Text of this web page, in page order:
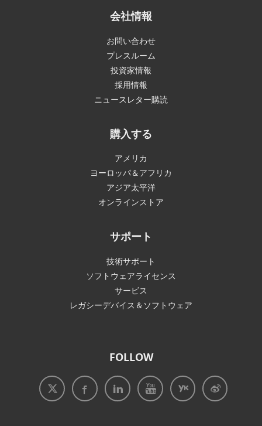
会社情報
お問い合わせ
プレスルーム
投資家情報
採用情報
ニュースレター購読
購入する
アメリカ
ヨーロッパ＆アフリカ
アジア太平洋
オンラインストア
サポート
技術サポート
ソフトウェアライセンス
サービス
レガシーデバイス＆ソフトウェア
FOLLOW